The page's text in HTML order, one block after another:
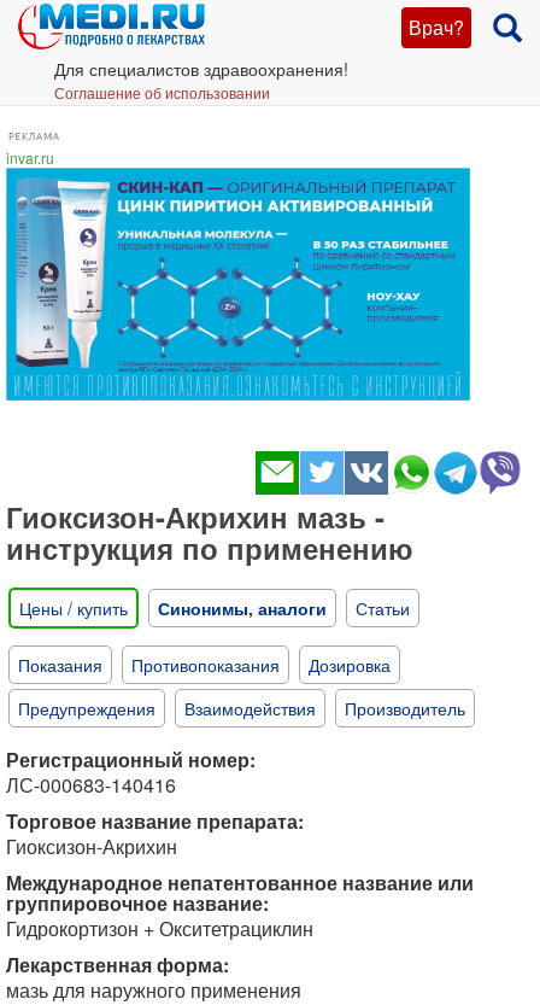
Врач?
Для специалистов здравоохранения!
Соглашение об использовании
invar.ru
Гиоксизон-Акрихин мазь -
инструкция по применению
Цены / купить Синонимы, аналоги Статьи
Показания Противопоказания
Дозировка
Предупреждения
Взаимодействия Производитель
Регистрационный номер:
ЛС-000683-140416
Торговое название препарата:
Гиоксизон-Акрихин
Международное непатентованное название или
группировочное название:
Гидрокортизон + Окситетрациклин
Лекарственная форма:
мазь для наружного применения